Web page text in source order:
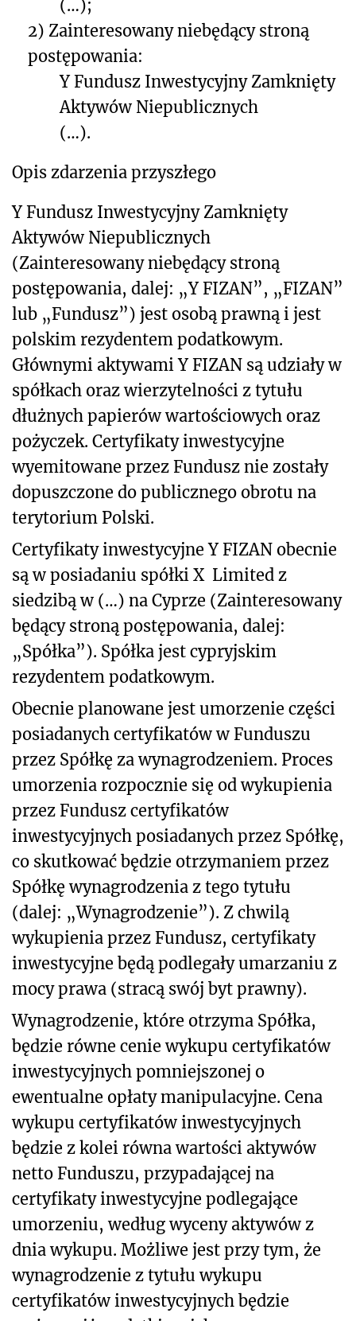
(…);
2) Zainteresowany niebędący stroną
postępowania:
Y Fundusz Inwestycyjny Zamknięty
Aktywów Niepublicznych
(…).
Opis zdarzenia przyszłego
Y Fundusz Inwestycyjny Zamknięty
Aktywów Niepublicznych
(Zainteresowany niebędący stroną
postępowania, dalej: „Y FIZAN”, „FIZAN”
lub „Fundusz”) jest osobą prawną i jest
polskim rezydentem podatkowym.
Głównymi aktywami Y FIZAN są udziały w
spółkach oraz wierzytelności z tytułu
dłużnych papierów wartościowych oraz
pożyczek. Certyfikaty inwestycyjne
wyemitowane przez Fundusz nie zostały
dopuszczone do publicznego obrotu na
terytorium Polski.
Certyfikaty inwestycyjne Y FIZAN obecnie
są w posiadaniu spółki X Limited z
siedzibą w (…) na Cyprze (Zainteresowany
będący stroną postępowania, dalej:
„Spółka”). Spółka jest cypryjskim
rezydentem podatkowym.
Obecnie planowane jest umorzenie części
posiadanych certyfikatów w Funduszu
przez Spółkę za wynagrodzeniem. Proces
umorzenia rozpocznie się od wykupienia
przez Fundusz certyfikatów
inwestycyjnych posiadanych przez Spółkę,
co skutkować będzie otrzymaniem przez
Spółkę wynagrodzenia z tego tytułu
(dalej: „Wynagrodzenie”). Z chwilą
wykupienia przez Fundusz, certyfikaty
inwestycyjne będą podlegały umarzaniu z
mocy prawa (stracą swój byt prawny).
Wynagrodzenie, które otrzyma Spółka,
będzie równe cenie wykupu certyfikatów
inwestycyjnych pomniejszonej o
ewentualne opłaty manipulacyjne. Cena
wykupu certyfikatów inwestycyjnych
będzie z kolei równa wartości aktywów
netto Funduszu, przypadającej na
certyfikaty inwestycyjne podlegające
umorzeniu, według wyceny aktywów z
dnia wykupu. Możliwe jest przy tym, że
wynagrodzenie z tytułu wykupu
certyfikatów inwestycyjnych będzie